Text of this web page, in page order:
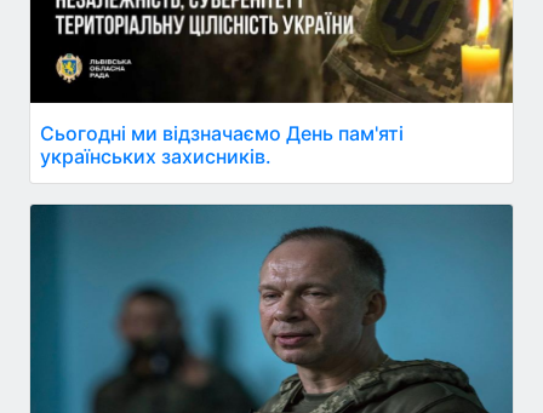
Сьогодні ми відзначаємо День пам'яті
українських захисників.